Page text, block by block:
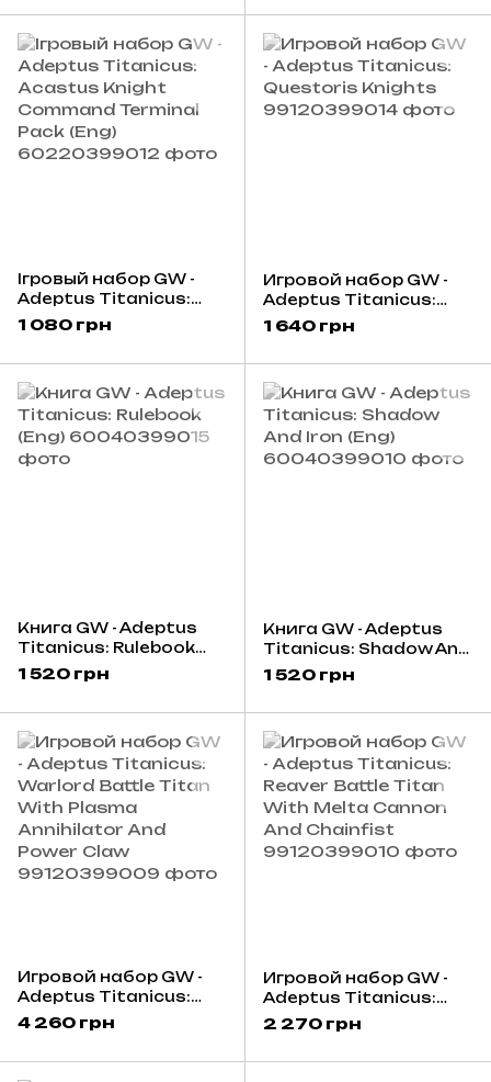
Ігровый набор GW -
Adeptus Titanicus:
Acastus Knight
Command Terminal
1 080 грн
Игровой набор GW -
Adeptus Titanicus:
Questoris Knights
1 640 грн
Книга GW - Adeptus
Titanicus: Rulebook
(Eng)
1 520 грн
Книга GW - Adeptus
Titanicus: Shadow And
Iron (Eng)
1 520 грн
Игровой набор GW -
Adeptus Titanicus:
Warlord Battle Titan
With Plasma
4 260 грн
Игровой набор GW -
Adeptus Titanicus:
Reaver Battle Titan
With Melta Cannon
2 270 грн